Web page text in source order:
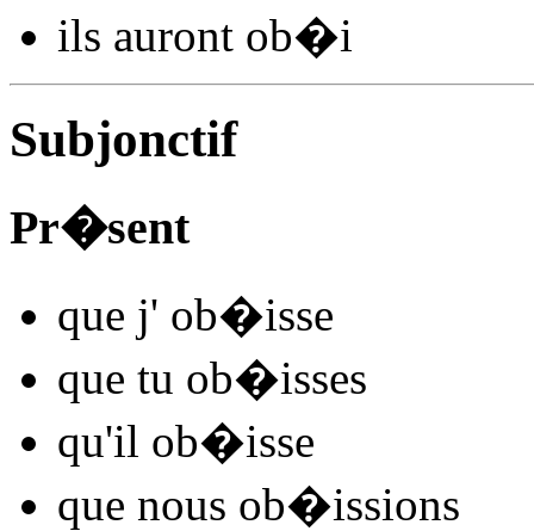
ils auront ob�i
Subjonctif
Pr�sent
que j' ob�isse
que tu ob�isses
qu'il ob�isse
que nous ob�issions